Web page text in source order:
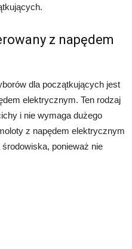
z napędem
dla początkujących jest
elektrycznym. Ten rodzaj
i nie wymaga dużego
z napędem elektrycznym
ponieważ nie